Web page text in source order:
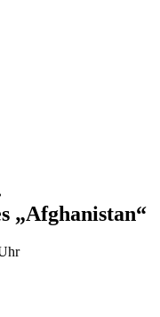
„Afghanistan“